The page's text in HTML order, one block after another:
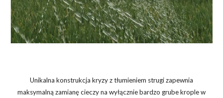
Unikalna konstrukcja kryzy z tłumieniem strugi zapewnia
maksymalną zamianę cieczy na wyłącznie bardzo grube krople w